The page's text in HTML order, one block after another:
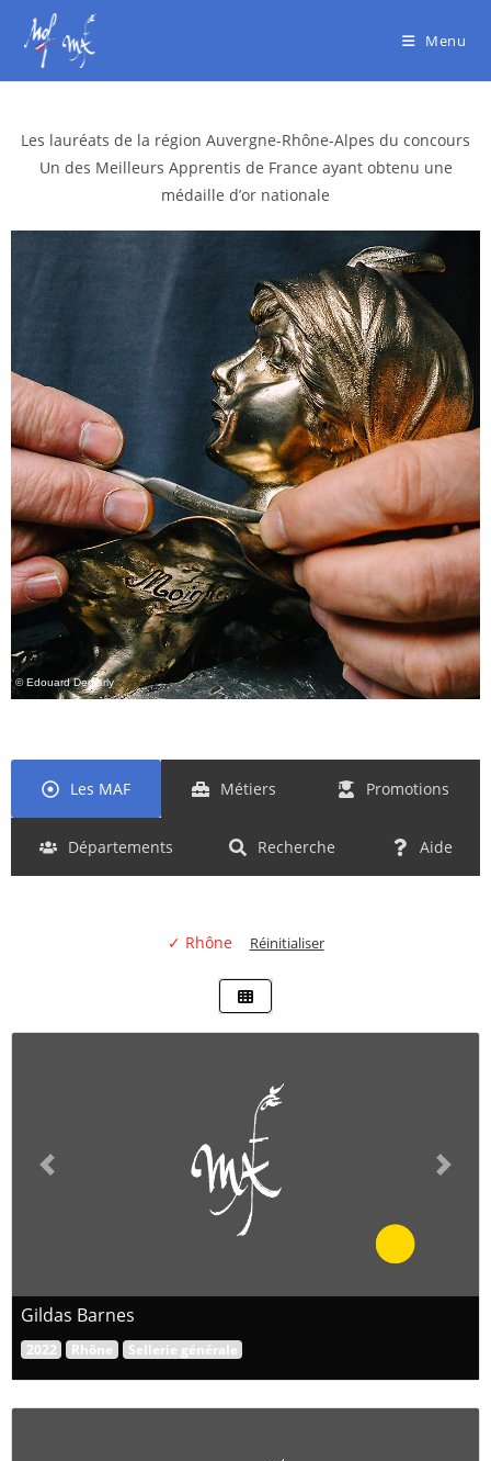
Menu
Les lauréats de la région Auvergne-Rhône-Alpes du concours
Un des Meilleurs Apprentis de France ayant obtenu une
médaille d’or nationale
© Edouard Demarly
Les MAF Métiers Promotions
Départements Recherche Aide
✓ Rhône Réinitialiser
Previous Next
Gildas Barnes
2022 Rhône Sellerie générale